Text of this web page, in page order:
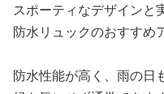
スポーティなデザインと
防水リュックのおすすめ
防水性能が高く、雨の日